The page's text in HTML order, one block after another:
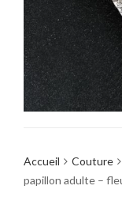
Accueil Couture
papillon adulte –